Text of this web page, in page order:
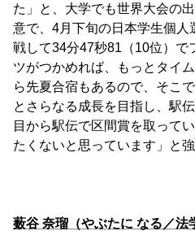
た」と、大学でも世界大会の
意で、4月下旬の日本学生個
戦して34分47秒81（10位）で
ツがつかめれば、もっとタイ
ら先夏合宿もあるので、そこ
とさらなる成長を目指し、駅
目から駅伝で区間賞を取って
たくないと思っています」と
薮谷 奈瑠（やぶたに なる／法